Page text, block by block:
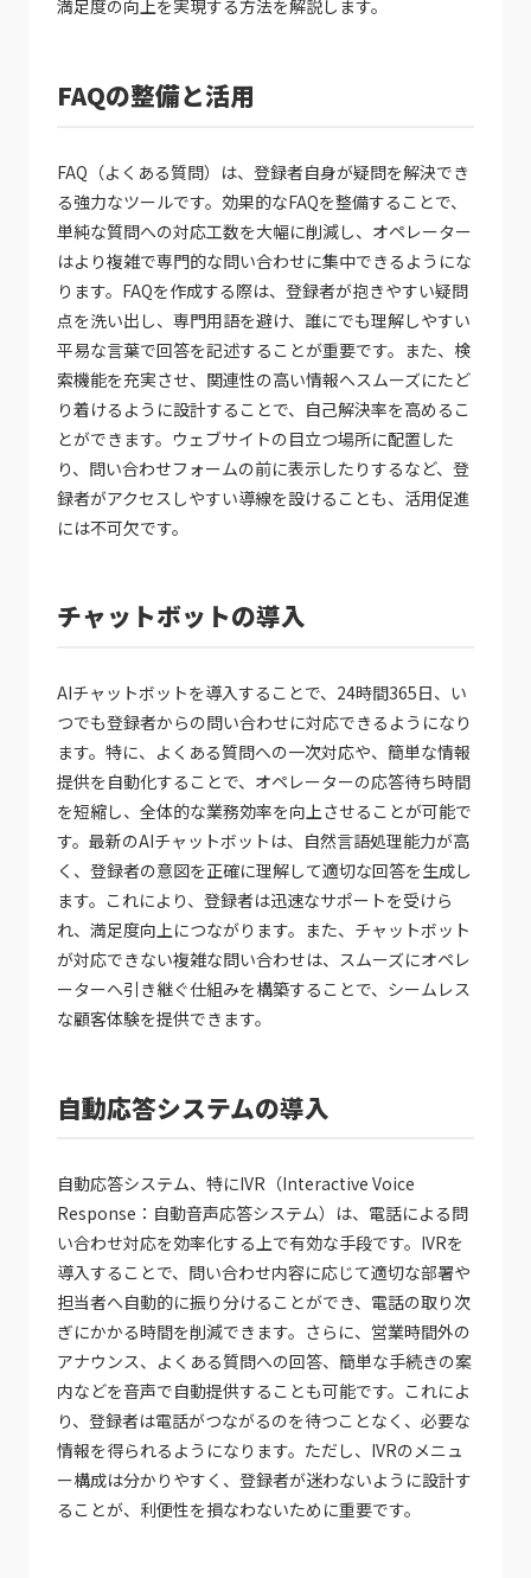
満足度の向上を実現する方法を解説します。
FAQの整備と活用
FAQ（よくある質問）は、登録者自身が疑問を解決でき
る強力なツールです。効果的なFAQを整備することで、
単純な質問への対応工数を大幅に削減し、オペレーター
はより複雑で専門的な問い合わせに集中できるようにな
ります。FAQを作成する際は、登録者が抱きやすい疑問
点を洗い出し、専門用語を避け、誰にでも理解しやすい
平易な言葉で回答を記述することが重要です。また、検
索機能を充実させ、関連性の高い情報へスムーズにたど
り着けるように設計することで、自己解決率を高めるこ
とができます。ウェブサイトの目立つ場所に配置した
り、問い合わせフォームの前に表示したりするなど、登
録者がアクセスしやすい導線を設けることも、活用促進
には不可欠です。
チャットボットの導入
AIチャットボットを導入することで、24時間365日、い
つでも登録者からの問い合わせに対応できるようになり
ます。特に、よくある質問への一次対応や、簡単な情報
提供を自動化することで、オペレーターの応答待ち時間
を短縮し、全体的な業務効率を向上させることが可能で
す。最新のAIチャットボットは、自然言語処理能力が高
く、登録者の意図を正確に理解して適切な回答を生成し
ます。これにより、登録者は迅速なサポートを受けら
れ、満足度向上につながります。また、チャットボット
が対応できない複雑な問い合わせは、スムーズにオペレ
ーターへ引き継ぐ仕組みを構築することで、シームレス
な顧客体験を提供できます。
自動応答システムの導入
自動応答システム、特にIVR（Interactive Voice
Response：自動音声応答システム）は、電話による問
い合わせ対応を効率化する上で有効な手段です。IVRを
導入することで、問い合わせ内容に応じて適切な部署や
担当者へ自動的に振り分けることができ、電話の取り次
ぎにかかる時間を削減できます。さらに、営業時間外の
アナウンス、よくある質問への回答、簡単な手続きの案
内などを音声で自動提供することも可能です。これによ
り、登録者は電話がつながるのを待つことなく、必要な
情報を得られるようになります。ただし、IVRのメニュ
ー構成は分かりやすく、登録者が迷わないように設計す
ることが、利便性を損なわないために重要です。